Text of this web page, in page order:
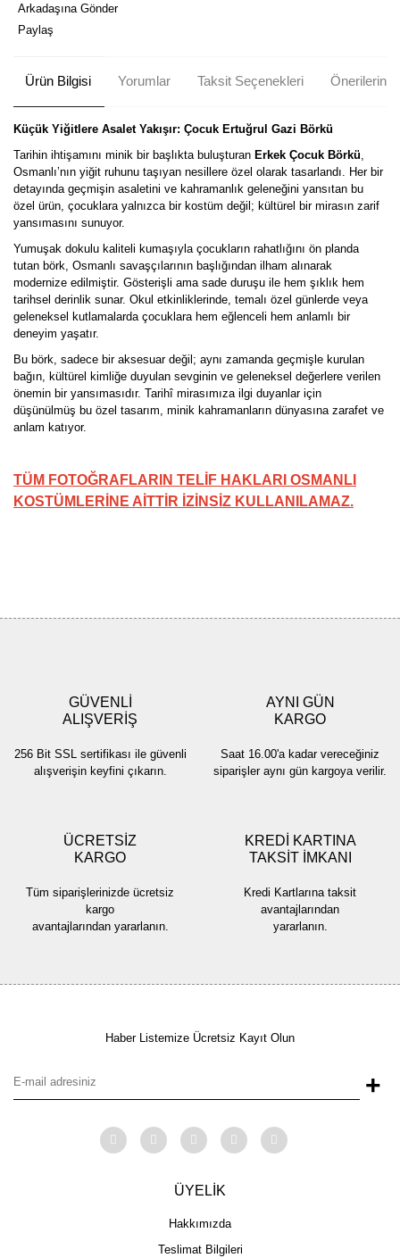
Arkadaşına Gönder
Paylaş
Ürün Bilgisi Yorumlar Taksit Seçenekleri Önerileriniz
Küçük Yiğitlere Asalet Yakışır: Çocuk Ertuğrul Gazi Börkü
Tarihin ihtişamını minik bir başlıkta buluşturan Erkek Çocuk Börkü
Osmanlı’nın yiğit ruhunu taşıyan nesillere özel olarak tasarlandı. Her bir
detayında geçmişin asaletini ve kahramanlık geleneğini yansıtan bu
özel ürün, çocuklara yalnızca bir kostüm değil; kültürel bir mirasın zarif
yansımasını sunuyor.
Yumuşak dokulu kaliteli kumaşıyla çocukların rahatlığını ön planda
tutan börk, Osmanlı savaşçılarının başlığından ilham alınarak
modernize edilmiştir. Gösterişli ama sade duruşu ile hem şıklık hem
tarihsel derinlik sunar. Okul etkinliklerinde, temalı özel günlerde veya
geleneksel kutlamalarda çocuklara hem eğlenceli hem anlamlı bir
deneyim yaşatır.
Bu börk, sadece bir aksesuar değil; aynı zamanda geçmişle kurulan
bağın, kültürel kimliğe duyulan sevginin ve geleneksel değerlere verilen
önemin bir yansımasıdır. Tarihî mirasımıza ilgi duyanlar için
düşünülmüş bu özel tasarım, minik kahramanların dünyasına zarafet ve
anlam katıyor.
TÜM FOTOĞRAFLARIN TELİF HAKLARI OSMANLI
KOSTÜMLERİNE AİTTİR İZİNSİZ KULLANILAMAZ.
Ürün bilgilerinde hatalar bulunuyor.
Ürün fiyatı diğer sitelerden daha pahalı.
Bu ürüne benzer farklı alternatifler olmalı.
GÜVENLİ
ALIŞVERİŞ
256 Bit SSL sertifikası ile güvenli
alışverişin keyfini çıkarın.
AYNI GÜN
KARGO
Saat 16.00'a kadar vereceğiniz
siparişler aynı gün kargoya verilir.
ÜCRETSİZ
KARGO
Tüm siparişlerinizde ücretsiz
kargo
avantajlarından yararlanın.
KREDİ KARTINA
TAKSİT İMKANI
Kredi Kartlarına taksit
avantajlarından
yararlanın.
Haber Listemize Ücretsiz Kayıt Olun
+
ÜYELİK
Hakkımızda
Teslimat Bilgileri